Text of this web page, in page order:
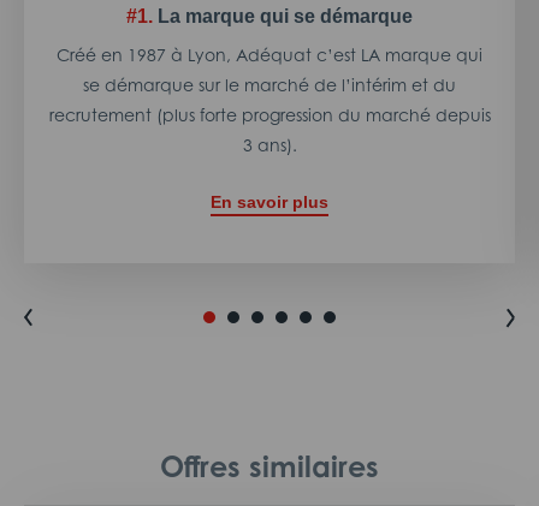
#1. La marque qui se démarque
Créé en 1987 à Lyon, Adéquat c’est LA marque qui
se démarque sur le marché de l’intérim et du
recrutement (plus forte progression du marché depuis
3 ans).
En savoir plus
Offres similaires